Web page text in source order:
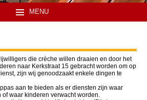
MENU
die crèche willen draaien en door het
naar Kerkstraat 15 gebracht worden om op
zijn wij genoodzaakt enkele dingen te
aan te bieden als er diensten zijn waar
waar kinderen verwacht worden.